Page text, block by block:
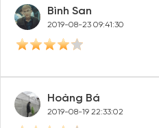
Bình San
2019-08-23 09:41:30
Hoàng Bá
2019-08-19 22:33:02
Hoặc đăng
Đăng nhập Facebook